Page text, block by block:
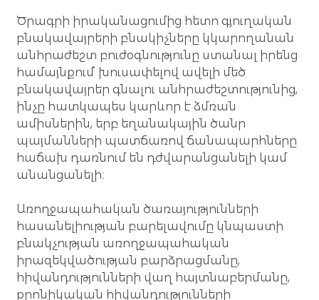
Ծրագրի իրականացումից հետո գյուղական
բնակավայրերի բնակիչները կկարողանան
անհրաժեշտ բուժօգնությունը ստանալ իրենց
համայնքում՝ խուսափելով ավելի մեծ
բնակավայրեր գնալու անհրաժեշտությունից,
ինչը հատկապես կարևոր է ձմռան
ամիսներին, երբ եղանակային ծանր
պայմանների պատճառով ճանապարհները
հաճախ դառնում են դժվարանցանելի կամ
անանցանելի։
Առողջապահական ծառայությունների
հասանելիության բարելավումը կնպաստի
բնակչության առողջապահական
իրազեկվածության բարձրացմանը,
հիվանդությունների վաղ հայտնաբերմանը,
քրոնիկական հիվանդությունների